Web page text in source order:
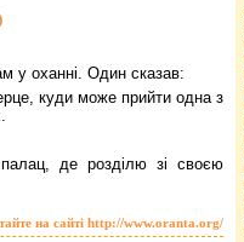
у оханні. Один сказав:
куди може прийти одна з
де розділю зі своєю
на сайті http://www.oranta.org/